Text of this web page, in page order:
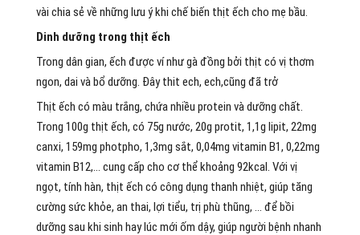
vài chia sẻ về những lưu ý khi chế biến thịt ếch cho mẹ bầu.
Dinh dưỡng trong thịt ếch
Trong dân gian, ếch được ví như gà đồng bởi thịt có vị thơm
ngon, dai và bổ dưỡng. Đây thit ech, ech,cũng đã trở
Thịt ếch có màu trắng, chứa nhiều protein và dưỡng chất.
Trong 100g thịt ếch, có 75g nước, 20g protit, 1,1g lipit, 22mg
canxi, 159mg photpho, 1,3mg sắt, 0,04mg vitamin B1, 0,22mg
vitamin B12,… cung cấp cho cơ thể khoảng 92kcal. Với vị
ngọt, tính hàn, thịt ếch có công dụng thanh nhiệt, giúp tăng
cường sức khỏe, an thai, lợi tiểu, trị phù thũng, … để bồi
dưỡng sau khi sinh hay lúc mới ốm dậy, giúp người bệnh nhanh